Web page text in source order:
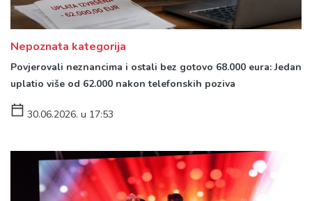
Nepoznata kategorija
Povjerovali neznancima i ostali bez gotovo 68.000 eura: Jedan
uplatio više od 62.000 nakon telefonskih poziva
30.06.2026. u 17:53